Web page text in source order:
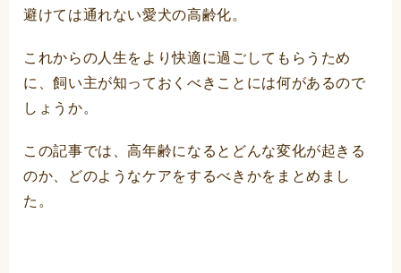
避けては通れない愛犬の高齢化。
これからの人生をより快適に過ごしてもらうため
に、飼い主が知っておくべきことには何があるので
しょうか。
この記事では、高年齢になるとどんな変化が起きる
のか、どのようなケアをするべきかをまとめまし
た。